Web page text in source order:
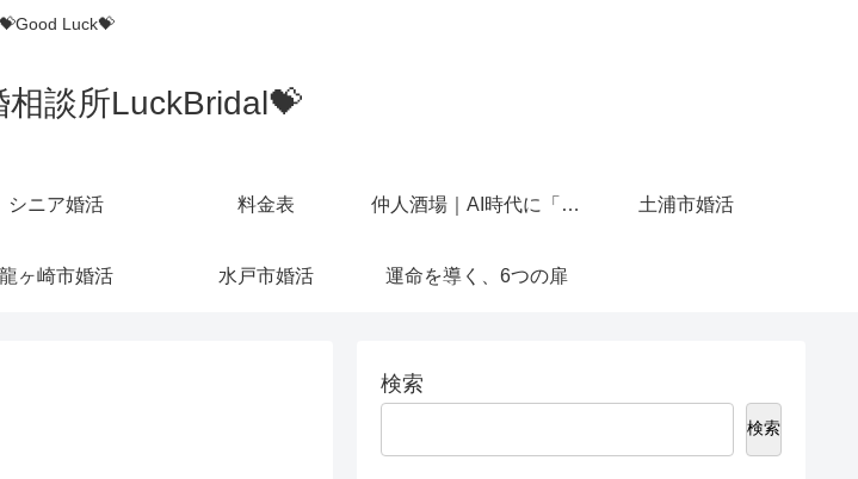
💝Good Luck💝
相談所LuckBridal💝
シニア婚活 料金表 仲人酒場｜AI時代に「人と話せる場所」を作りたかった 土浦市婚活
龍ヶ崎市婚活 水戸市婚活 運命を導く、6つの扉
検索
検索